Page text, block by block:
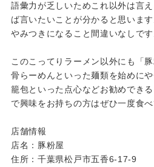
語彙力が乏しいためこれ以外は言
ば言いたいことが分かると思います
やみつきになること間違いなしです
このこってりラーメン以外にも「
骨らーめんといった麺類を始めに
籠包といった点心などお勧めでき
で興味をお持ちの方はぜひ一度食
店舗情報
店名：豚粉屋
住所：千葉県松戸市五香6-17-9